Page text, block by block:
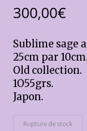
300,00€
Sublime sage
25cm par
Old collection.
1O55grs.
Japon.
Rupture de stock